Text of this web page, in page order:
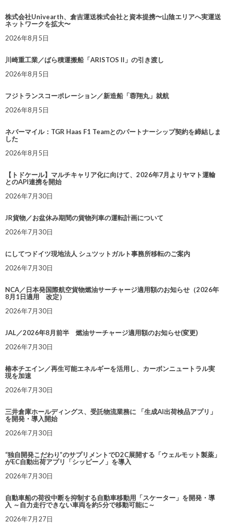
株式会社Univearth、倉吉運送株式会社と資本提携〜山陰エリアへ実運送
ネットワークを拡大〜
2026年8月5日
川崎重工業／ばら積運搬船「ARISTOS II」の引き渡し
2026年8月5日
フジトランスコーポレーション／新造船「蓉翔丸」就航
2026年8月5日
ネバーマイル：TGR Haas F1 Teamとのパートナーシップ契約を締結しま
した
2026年8月5日
【トドケール】マルチキャリア化に向けて、2026年7月よりヤマト運輸
とのAPI連携を開始
2026年7月30日
JR貨物／お盆休み期間の貨物列車の運転計画について
2026年7月30日
にしてつドイツ現地法人 シュツットガルト事務所移転のご案内
2026年7月30日
NCA／日本発国際航空貨物燃油サーチャージ適用額のお知らせ（2026年
8月1日適用 改定）
2026年7月30日
JAL／2026年8月前半 燃油サーチャージ適用額のお知らせ(変更)
2026年7月30日
椿本チエイン／再生可能エネルギーを活用し、カーボンニュートラル実
現を加速
2026年7月30日
三井倉庫ホールディングス、受託物流業務に 「生成AI出荷検品アプリ」
を開発・導入開始
2026年7月30日
“独自開発こだわり”のサプリメントでD2C展開する「ウェルモット製薬」
がEC自動出荷アプリ「シッピーノ」を導入
2026年7月30日
自動車船の荷役中断を抑制する自動車移動用「スケーター」を開発・導
入 ～自力走行できない車両を約5分で移動可能に～
2026年7月27日